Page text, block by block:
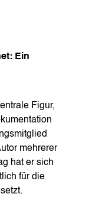
Ein
Figur,
mehrerer
hat er sich
für die